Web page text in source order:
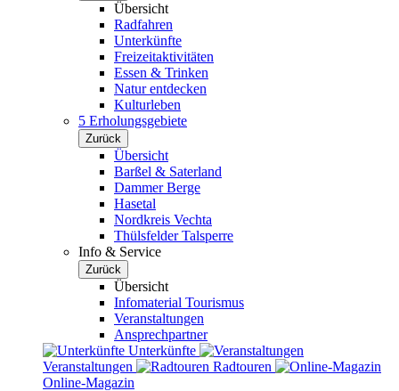
Übersicht
Radfahren
Unterkünfte
Freizeitaktivitäten
Essen & Trinken
Natur entdecken
Kulturleben
5 Erholungsgebiete
Zurück
Übersicht
Barßel & Saterland
Dammer Berge
Hasetal
Nordkreis Vechta
Thülsfelder Talsperre
Info & Service
Zurück
Übersicht
Infomaterial Tourismus
Veranstaltungen
Ansprechpartner
Unterkünfte
Veranstaltungen
Radtouren
Online-Magazin